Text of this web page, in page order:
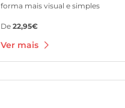
forma mais visual e simples
De 22,95€
Ver mais